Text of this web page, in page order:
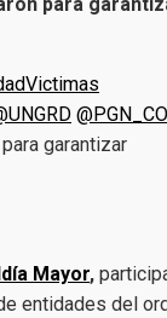
para
garantizar
Mayor,
entidades del